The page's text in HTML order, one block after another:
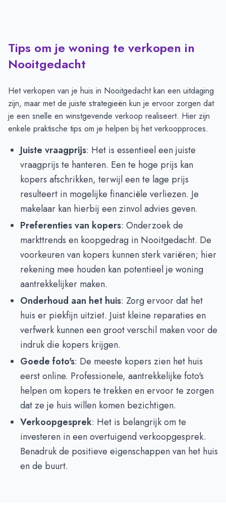
Tips om je woning te verkopen in
Nooitgedacht
Het verkopen van je huis in Nooitgedacht kan een uitdaging
zijn, maar met de juiste strategieën kun je ervoor zorgen dat
je een snelle en winstgevende verkoop realiseert. Hier zijn
enkele praktische tips om je helpen bij het verkoopproces.
Juiste vraagprijs: Het is essentieel een juiste
vraagprijs te hanteren. Een te hoge prijs kan
kopers afschrikken, terwijl een te lage prijs
resulteert in mogelijke financiële verliezen. Je
makelaar kan hierbij een zinvol advies geven.
Preferenties van kopers: Onderzoek de
markttrends en koopgedrag in Nooitgedacht. De
voorkeuren van kopers kunnen sterk variëren; hier
rekening mee houden kan potentieel je woning
aantrekkelijker maken.
Onderhoud aan het huis: Zorg ervoor dat het
huis er piekfijn uitziet. Juist kleine reparaties en
verfwerk kunnen een groot verschil maken voor de
indruk die kopers krijgen.
Goede foto's: De meeste kopers zien het huis
eerst online. Professionele, aantrekkelijke foto's
helpen om kopers te trekken en ervoor te zorgen
dat ze je huis willen komen bezichtigen.
Verkoopgesprek: Het is belangrijk om te
investeren in een overtuigend verkoopgesprek.
Benadruk de positieve eigenschappen van het huis
en de buurt.